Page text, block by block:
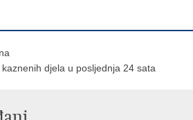
kaznenih djela u posljednja 24 sata